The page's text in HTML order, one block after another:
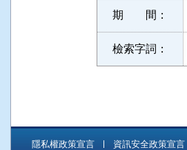
期 間：
檢索字詞：
隱私權政策宣言 資訊安全政策宣言